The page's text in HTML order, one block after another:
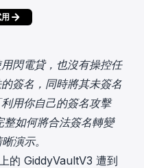
閃電貸，也沒有操控任
簽名，同時將其未簽名
用你自己的簽名攻擊
如何將合法簽名轉變
演示。
的 GiddyVaultV3 遭到